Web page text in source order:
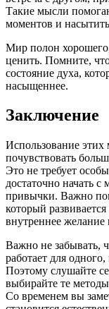
Такие мысли
моментов и
Мир полон
ценить. Помните,
состояние духа,
насыщеннее.
Заключение
Использование
почувствовать
Это не требует
достаточно начать
привычки. Важно
который
внутреннее желание
Важно не забывать,
работает для
Поэтому слушайте
выбирайте те
Со временем вы